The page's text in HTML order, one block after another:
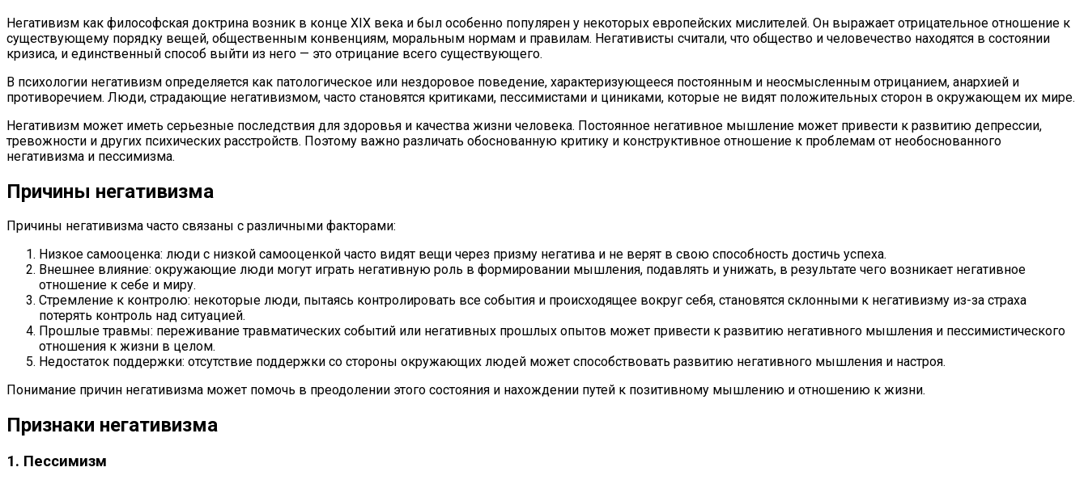
Негативизм как философская доктрина возник в конце XIX века и был особенно популярен у некоторых европейских мислителей. Он выражает отрицательное отношение к
существующему порядку вещей, общественным конвенциям, моральным нормам и правилам. Негативисты считали, что общество и человечество находятся в состоянии
кризиса, и единственный способ выйти из него — это отрицание всего существующего.
В психологии негативизм определяется как патологическое или нездоровое поведение, характеризующееся постоянным и неосмысленным отрицанием, анархией и
противоречием. Люди, страдающие негативизмом, часто становятся критиками, пессимистами и циниками, которые не видят положительных сторон в окружающем их мире.
Негативизм может иметь серьезные последствия для здоровья и качества жизни человека. Постоянное негативное мышление может привести к развитию депрессии,
тревожности и других психических расстройств. Поэтому важно различать обоснованную критику и конструктивное отношение к проблемам от необоснованного
негативизма и пессимизма.
Причины негативизма
Причины негативизма часто связаны с различными факторами:
Низкое самооценка: люди с низкой самооценкой часто видят вещи через призму негатива и не верят в свою способность достичь успеха.
Внешнее влияние: окружающие люди могут играть негативную роль в формировании мышления, подавлять и унижать, в результате чего возникает негативное
отношение к себе и миру.
Стремление к контролю: некоторые люди, пытаясь контролировать все события и происходящее вокруг себя, становятся склонными к негативизму из-за страха
потерять контроль над ситуацией.
Прошлые травмы: переживание травматических событий или негативных прошлых опытов может привести к развитию негативного мышления и пессимистического
отношения к жизни в целом.
Недостаток поддержки: отсутствие поддержки со стороны окружающих людей может способствовать развитию негативного мышления и настроя.
Понимание причин негативизма может помочь в преодолении этого состояния и нахождении путей к позитивному мышлению и отношению к жизни.
Признаки негативизма
1. Пессимизм